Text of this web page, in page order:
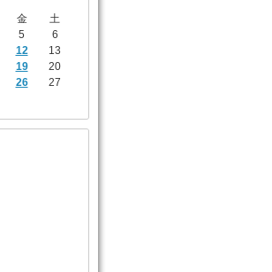
金
土
5
6
12
13
19
20
26
27